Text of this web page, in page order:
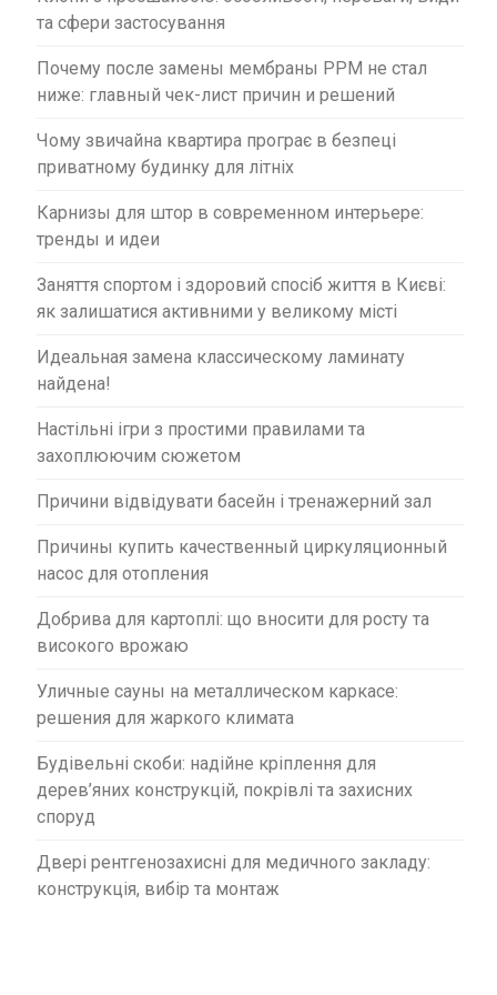
та сфери застосування
Почему после замены мембраны PPM не стал
ниже: главный чек-лист причин и решений
Чому звичайна квартира програє в безпеці
приватному будинку для літніх
Карнизы для штор в современном интерьере:
тренды и идеи
Заняття спортом і здоровий спосіб життя в Києві:
як залишатися активними у великому місті
Идеальная замена классическому ламинату
найдена!
Настільні ігри з простими правилами та
захоплюючим сюжетом
Причини відвідувати басейн і тренажерний зал
Причины купить качественный циркуляционный
насос для отопления
Добрива для картоплі: що вносити для росту та
високого врожаю
Уличные сауны на металлическом каркасе:
решения для жаркого климата
Будівельні скоби: надійне кріплення для
дерев’яних конструкцій, покрівлі та захисних
споруд
Двері рентгенозахисні для медичного закладу:
конструкція, вибір та монтаж